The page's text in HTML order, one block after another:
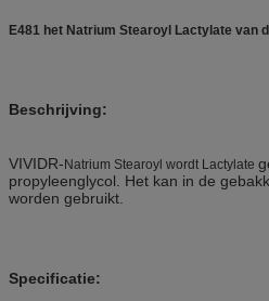
E481 het Natrium Stearoyl Lactylate van
Beschrijving:
VIVIDR-Natrium Stearoyl wordt Lactylate
propyleenglycol. Het kan in de
worden gebruikt.
Specificatie: